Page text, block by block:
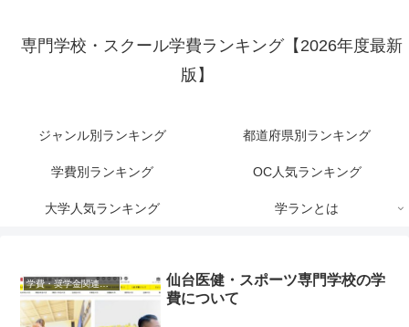
専門学校・スクール学費ランキング【2026年度最新
版】
ジャンル別ランキング 都道府県別ランキング
学費別ランキング OC人気ランキング
大学人気ランキング 学ランとは
学費・奨学金関連知識
仙台医健・スポーツ専門学校の学
費について